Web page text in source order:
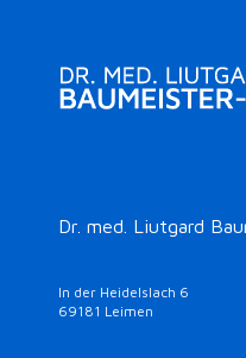
Dr. med. Liutgard
In der Heidelslach 6
69181 Leimen